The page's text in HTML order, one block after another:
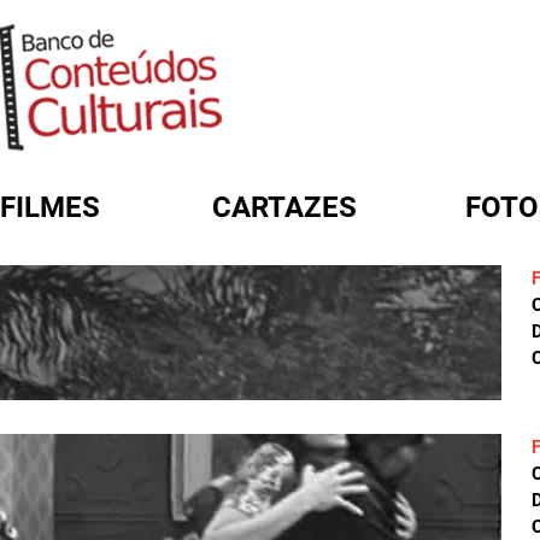
FILMES CARTAZES
FORMULÁRIO DE BUSCA